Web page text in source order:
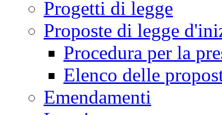
Progetti di legge
Proposte di legge
Procedura per la
Elenco delle
Emendamenti